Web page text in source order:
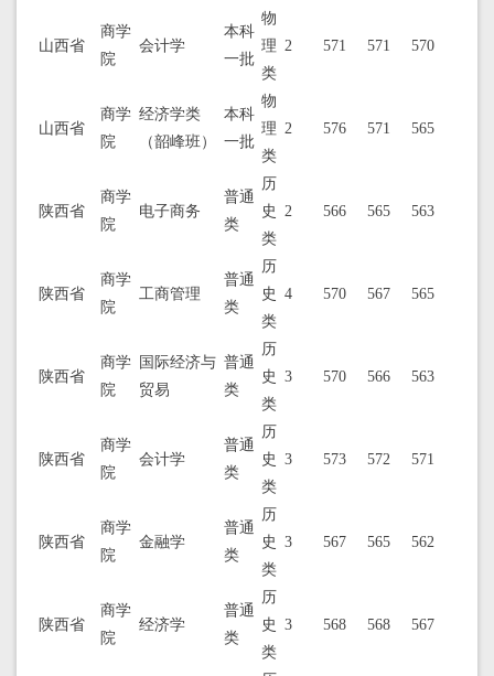
山西省
商学
院
会计学
本科
一批
物
理
类
2 571 571 570
山西省
商学
院
经济学类
（韶峰班）
本科
一批
物
理
类
2 576 571 565
陕西省
商学
院
电子商务
普通
类
历
史
类
2 566 565 563
陕西省
商学
院
工商管理
普通
类
历
史
类
4 570 567 565
陕西省
商学
院
国际经济与
贸易
普通
类
历
史
类
3 570 566 563
陕西省
商学
院
会计学
普通
类
历
史
类
3 573 572 571
陕西省
商学
院
金融学
普通
类
历
史
类
3 567 565 562
陕西省
商学
院
经济学
普通
类
历
史
类
3 568 568 567